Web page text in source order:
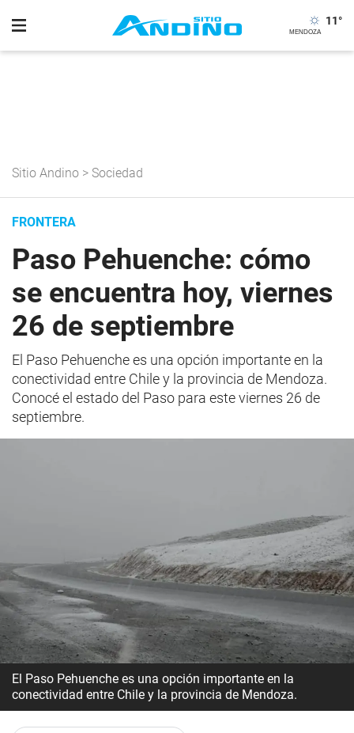
11°
Sitio Andino > Sociedad
FRONTERA
Paso Pehuenche: cómo
se encuentra hoy, viernes
26 de septiembre
El Paso Pehuenche es una opción importante en la
conectividad entre Chile y la provincia de Mendoza.
Conocé el estado del Paso para este viernes 26 de
septiembre.
El Paso Pehuenche es una opción importante en la
conectividad entre Chile y la provincia de Mendoza.